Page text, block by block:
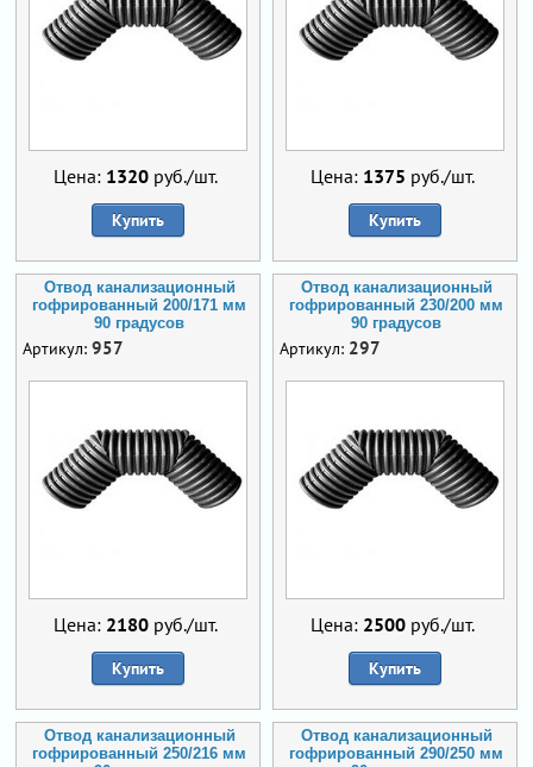
Цена: 1320руб./шт.
Купить
Цена: 1375 руб./шт.
Купить
Отвод канализационный
гофрированный 200/171 мм
90 градусов
Артикул: 957
Цена: 2180руб./шт.
Купить
Отвод канализационный
гофрированный 230/200 мм
90 градусов
Артикул: 297
Цена: 2500руб./шт.
Купить
Отвод канализационный
гофрированный 250/216 мм
Отвод канализационный
гофрированный 290/250 мм